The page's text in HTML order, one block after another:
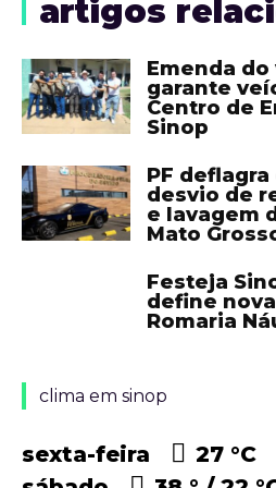
artigos
Emenda
garante
Centro de
Sinop
PF
desvio de
e lavagem
Mato
Festeja
define
Romaria
clima em sinop
sexta-feira 27 °C